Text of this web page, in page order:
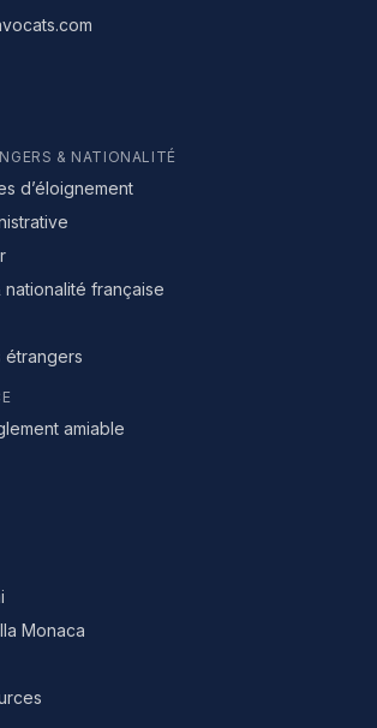
& NATIONALITÉ
d’éloignement
nationalité française
étrangers
amiable
Monaca